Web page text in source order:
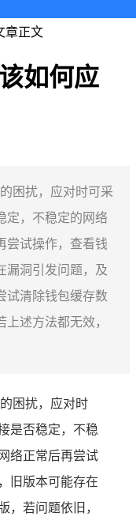
章正文
如何应
困扰，应对时可采
定，不稳定的网络
尝试操作，查看钱
漏洞引发问题，及
试清除钱包缓存数
述方法都无效，
困扰，应对时
是否稳定，不稳
络正常后再尝试
旧版本可能存在
，若问题依旧，